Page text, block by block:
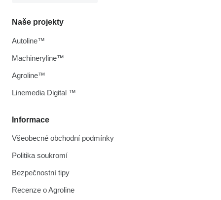
Informace
Všeobecné obchodní podmínky
Politika soukromí
Bezpečnostní tipy
Recenze o Agroline
Naše projekty
Autoline™
Machineryline™
Agroline™
Linemedia Digital ™